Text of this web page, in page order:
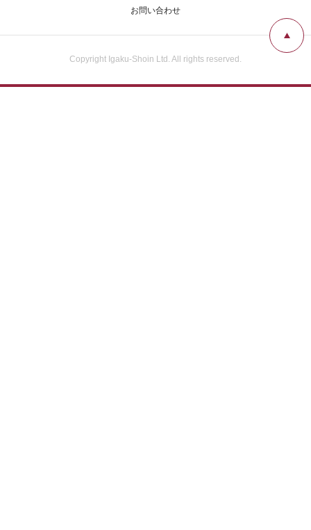
お問い合わせ
Copyright Igaku-Shoin Ltd. All rights reserved.